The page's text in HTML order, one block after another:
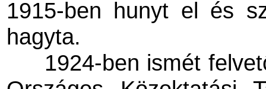
1915-ben hunyt el és
hagyta.
1924-ben ismét